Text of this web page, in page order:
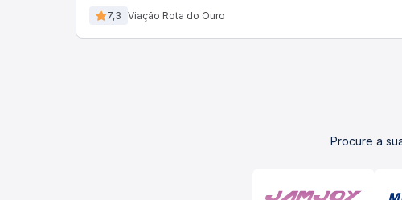
7,3 Viação Rota do Ouro
Procure a